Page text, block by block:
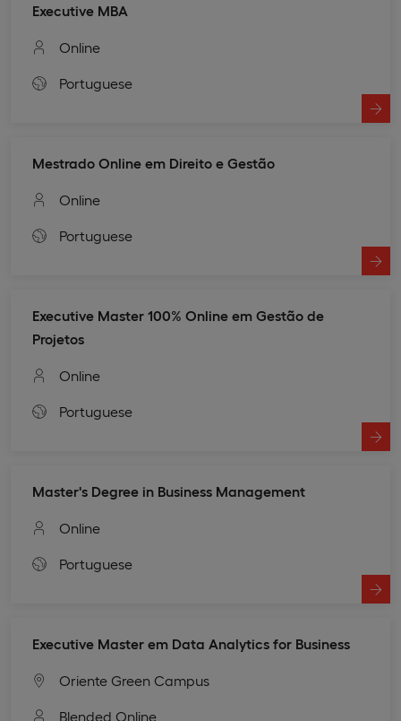
Executive MBA
Online
Portuguese
Mestrado Online em Direito e Gestão
Online
Portuguese
Executive Master 100% Online em Gestão de
Projetos
Online
Portuguese
Master's Degree in Business Management
Online
Portuguese
Executive Master em Data Analytics for Business
Oriente Green Campus
Blended, Online